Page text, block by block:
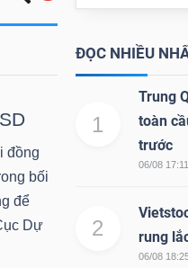
đồng
bối
để
Dự
ĐỌC NHIỀU
1
Trung
toàn
trước
06/08 17:11
2
rung
06/08